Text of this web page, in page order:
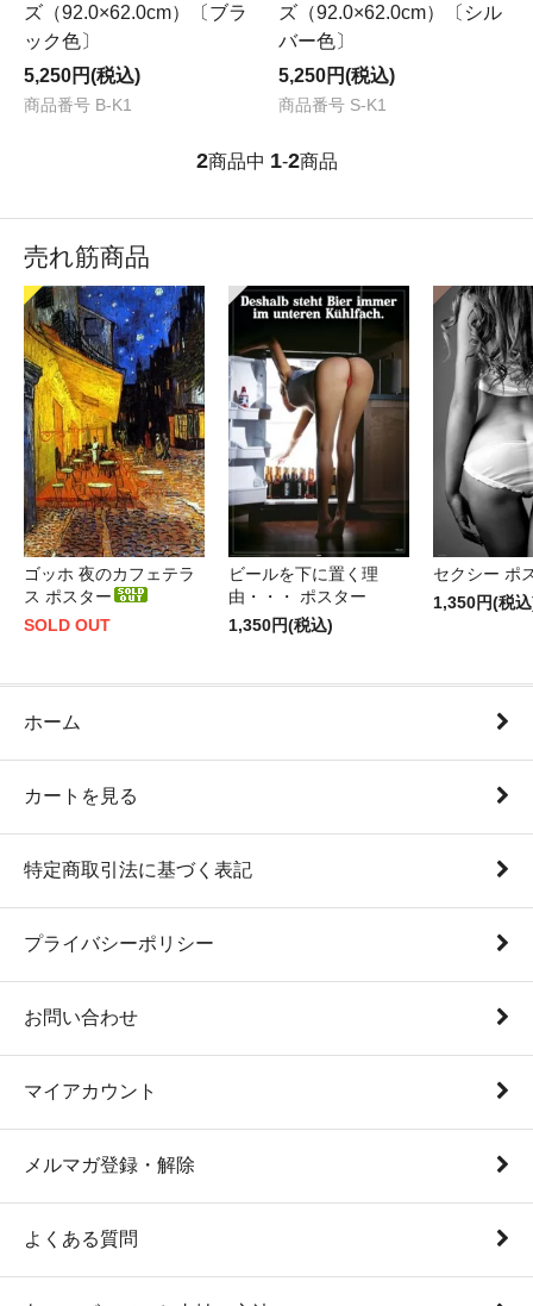
ズ（92.0×62.0cm）〔ブラ
ック色〕
5,250円(税込)
商品番号 B-K1
ズ（92.0×62.0cm）〔シル
バー色〕
5,250円(税込)
商品番号 S-K1
2商品中 1-2商品
売れ筋商品
ゴッホ 夜のカフェテラ
ス ポスター
SOLD OUT
ビールを下に置く理
由・・・ ポスター
1,350円(税込)
セクシー ポ
1,350円(税
ホーム
カートを見る
特定商取引法に基づく表記
プライバシーポリシー
お問い合わせ
マイアカウント
メルマガ登録・解除
よくある質問